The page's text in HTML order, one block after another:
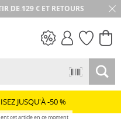
DE 129 € ET RETOURS
JOURS
JUSQU'À -50 %
cet article en ce moment